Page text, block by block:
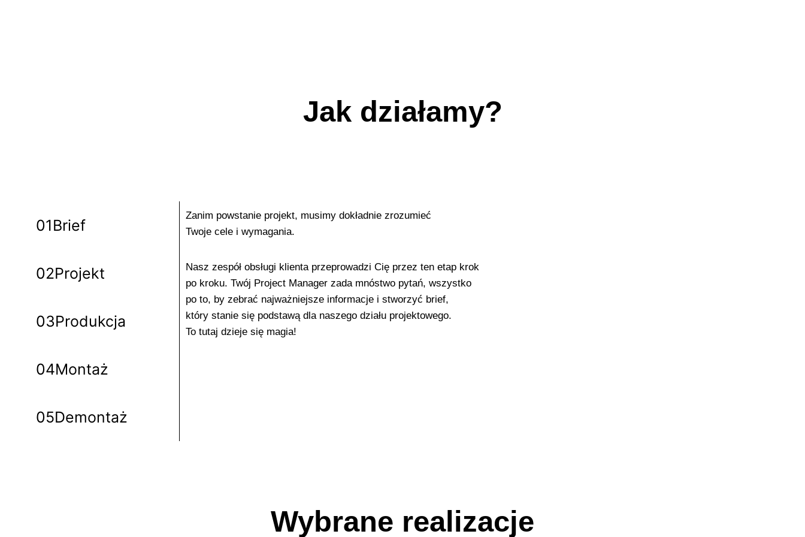
Jak działamy?
01Brief
02Projekt
03Produkcja
04Montaż
05Demontaż
Zanim powstanie projekt, musimy dokładnie zrozumieć
Twoje cele i wymagania.
Nasz zespół obsługi klienta przeprowadzi Cię przez ten etap krok
po kroku. Twój Project Manager zada mnóstwo pytań, wszystko
po to, by zebrać najważniejsze informacje i stworzyć brief,
który stanie się podstawą dla naszego działu projektowego.
To tutaj dzieje się magia!
Wybrane realizacje